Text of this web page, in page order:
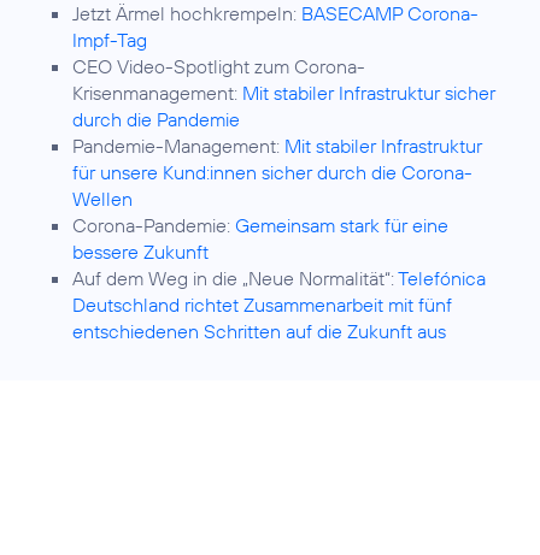
Jetzt Ärmel hochkrempeln: BASECAMP Corona-
Impf-Tag
CEO Video-Spotlight zum Corona-
Krisenmanagement: Mit stabiler Infrastruktur sicher
durch die Pandemie
Pandemie-Management: Mit stabiler Infrastruktur
für unsere Kund:innen sicher durch die Corona-
Wellen
Corona-Pandemie: Gemeinsam stark für eine
bessere Zukunft
Auf dem Weg in die „Neue Normalität“:Telefónica
Deutschland richtet Zusammenarbeit mit fünf
entschiedenen Schritten auf die Zukunft aus